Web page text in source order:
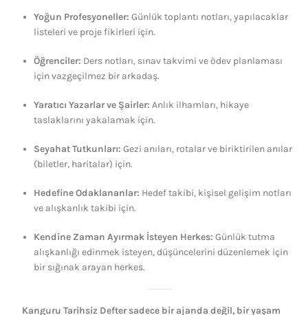
Yoğun Profesyoneller: Günlük toplantı notları, yapılacaklar
listeleri ve proje fikirleri için.
Öğrenciler: Ders notları, sınav takvimi ve ödev planlaması
için vazgeçilmez bir arkadaş.
Yaratıcı Yazarlar ve Şairler: Anlık ilhamları, hikaye
taslaklarını yakalamak için.
Seyahat Tutkunları: Gezi anıları, rotalar ve biriktirilen anılar
(biletler, haritalar) için.
Hedefine Odaklananlar: Hedef takibi, kişisel gelişim notları
ve alışkanlık takibi için.
Kendine Zaman Ayırmak İsteyen Herkes: Günlük tutma
alışkanlığı edinmek isteyen, düşüncelerini düzenlemek için
bir sığınak arayan herkes.
Kanguru Tarihsiz Defter sadece bir ajanda değil, bir yaşam